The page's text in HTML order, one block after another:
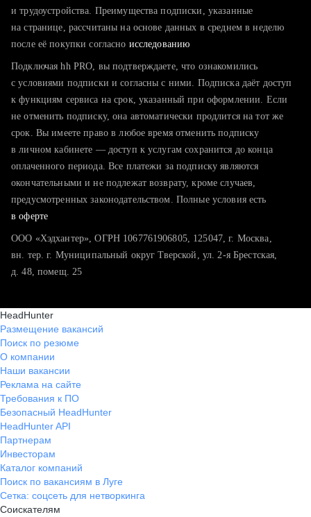
тратите много времени на поиск и вручную поднимаете
хотите сравнить себя с конкурентами и оценить шансы
и трудоустройства. Преимущества подписки, указанные
на странице, рассчитаны на основе данных в среднем в неделю
после её покупки согласно исследованию
Подключая hh PRO, вы подтверждаете, что ознакомились
с условиями подписки и согласны с ними. Подписка даёт доступ
к функциям сервиса на срок, указанный при оформлении. Если
не отменить подписку, она автоматически продлится на тот же
срок. Вы имеете право в любое время отменить подписку
в личном кабинете — доступ к услугам сохранится до конца
оплаченного периода. Все платежи за подписку являются
окончательными и не подлежат возврату, кроме случаев,
предусмотренных законодательством. Полные условия есть
в оферте
ООО «Хэдхантер», ОГРН 1067761906805, 125047, г. Москва,
вн. тер. г. Муниципальный округ Тверской, ул. 2-я Брестская,
д. 48, помещ. 25
HeadHunter
Размещение вакансий
Поиск по резюме
О компании
Наши вакансии
Реклама на сайте
Требования к ПО
Безопасный HeadHunter
HeadHunter API
Партнерам
Инвесторам
Каталог компаний
Поиск по вакансиям в Луге
Сетка: соцсеть для нетворкинга
Соискателям